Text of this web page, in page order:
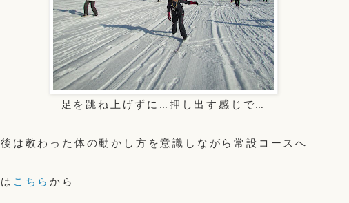
足を跳ね上げずに…押し出す感じで…
は教わった体の動かし方を意識しながら常設コースへ
こちらから